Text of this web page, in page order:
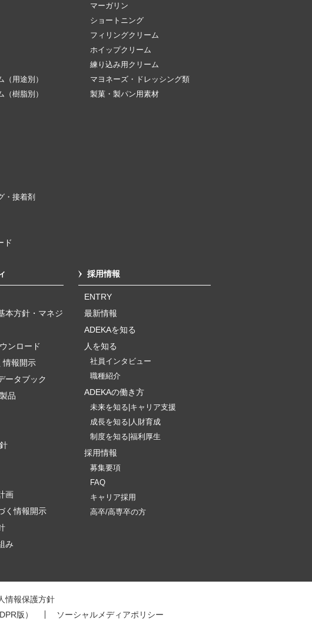
（用途別）
（樹脂別）
・接着剤
ド
マーガリン
ショートニング
フィリングクリーム
ホイップクリーム
練り込み用クリーム
マヨネーズ・ドレッシング類
製菓・製パン用素材
本方針・マネジ
ンロード
情報開示
ータブック
品
画
く情報開示
み
採用情報
ENTRY
最新情報
ADEKAを知る
人を知る
社員インタビュー
職種紹介
ADEKAの働き方
未来を知る|キャリア支援
成長を知る|人財育成
制度を知る|福利厚生
採用情報
募集要項
FAQ
キャリア採用
高卒/高専卒の方
情報保護方針
版）
ソーシャルメディアポリシー